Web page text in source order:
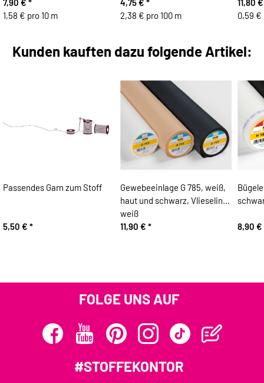
7,90 € *
1,58 € pro 10 m
4,75 € *
2,38 € pro 100 m
11,80
0,59 €
Kunden kauften dazu folgende Artikel:
Passendes Garn zum Stoff
5,50 € *
Gewebeeinlage G 785, weiß,
haut und schwarz, Vlieseline
weiß
11,90 € * 8,90 €
FOLGE UNS AUF
#STOFFEKONTOR